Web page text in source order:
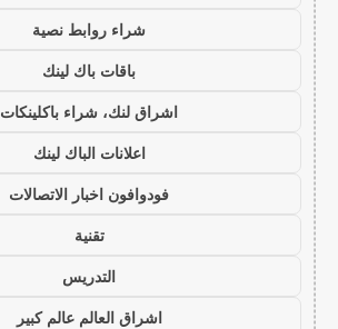
شراء روابط نصية
باقات باك لينك
اشراق لنك، شراء باكلينكات
اعلانات الباك لينك
فودوافون اخبار الاتصالات
تقنية
التدريس
اشراق العالم عالم كبير